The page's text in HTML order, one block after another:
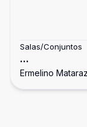
Salas/Conjuntos
...
Ermelino